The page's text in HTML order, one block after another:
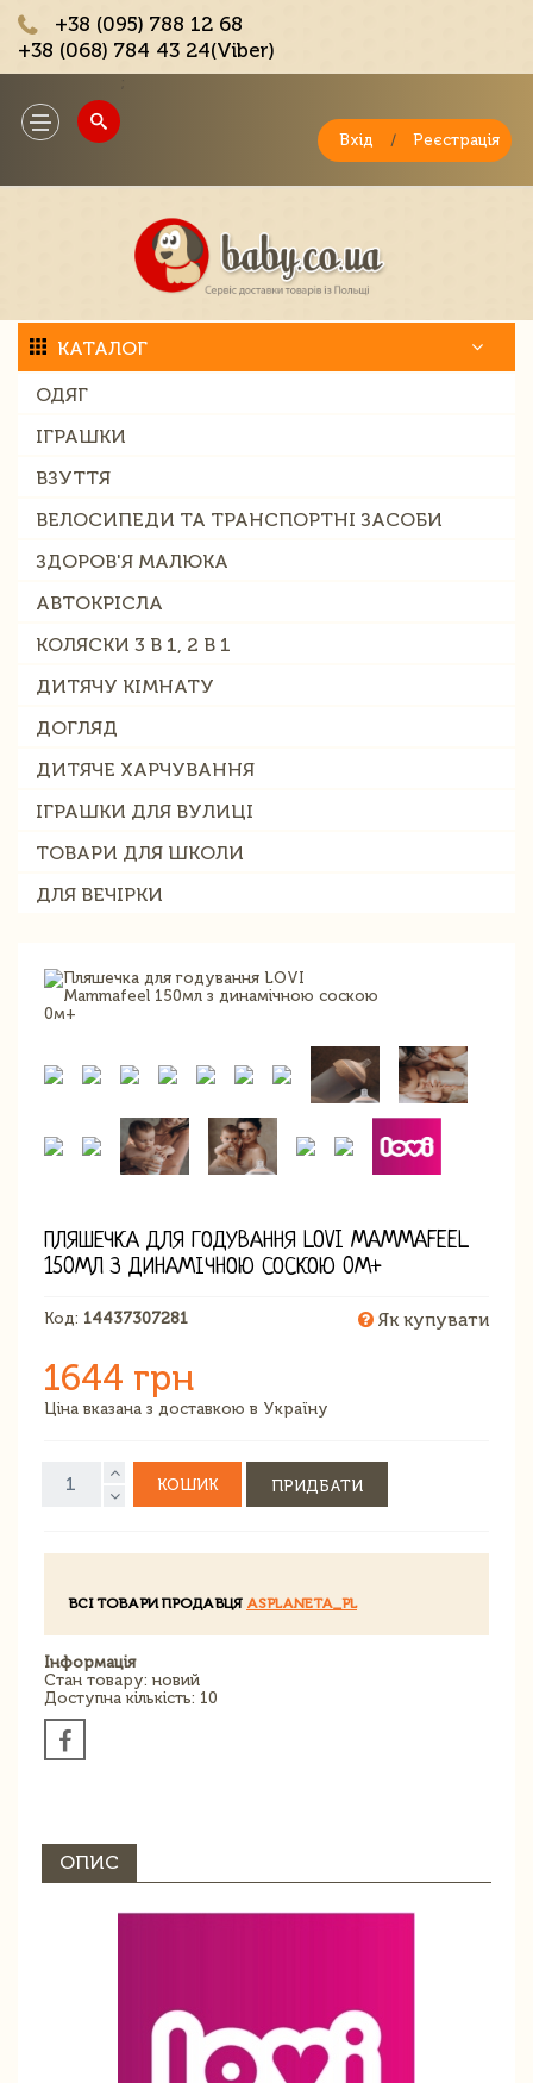
+38 (095) 788 12 68
+38 (068) 784 43 24(Viber)
Toggle
navigation
Вхід / Реєстрація
КАТАЛОГ
ОДЯГ
ІГРАШКИ
ВЗУТТЯ
ВЕЛОСИПЕДИ ТА ТРАНСПОРТНІ ЗАСОБИ
ЗДОРОВ'Я МАЛЮКА
АВТОКРІСЛА
КОЛЯСКИ 3 В 1, 2 В 1
ДИТЯЧУ КІМНАТУ
ДОГЛЯД
ДИТЯЧЕ ХАРЧУВАННЯ
ІГРАШКИ ДЛЯ ВУЛИЦІ
ТОВАРИ ДЛЯ ШКОЛИ
ДЛЯ ВЕЧІРКИ
ПЛЯШЕЧКА ДЛЯ ГОДУВАННЯ LOVI MAMMAFEEL
150МЛ З ДИНАМІЧНОЮ СОСКОЮ 0М+
Код: 14437307281 Як купувати
1644 грн
Ціна вказана з доставкою в Україну
КОШИК ПРИДБАТИ
ВСІ ТОВАРИ ПРОДАВЦЯ ASPLANETA_PL
Інформація
Стан товару: новий
Доступна кількість: 10
ОПИС